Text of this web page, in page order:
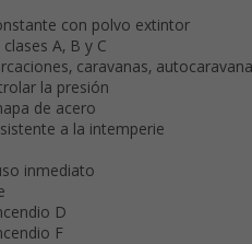
con polvo extintor
A, B y C
caravanas,
la presión
de acero
a la intemperie
inmediato
D
F